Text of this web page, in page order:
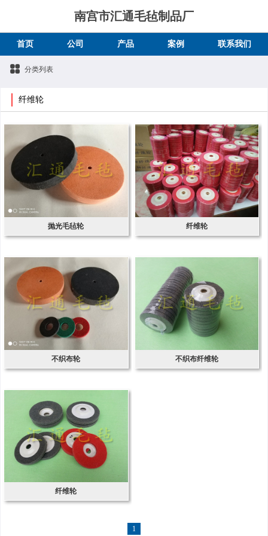
南宫市汇通毛毡制品厂
首页 公司 产品 案例 联系我们
分类列表
纤维轮
抛光毛毡轮 纤维轮
不织布轮 不织布纤维轮
纤维轮
1